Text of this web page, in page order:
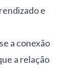
e
a conexão
a relação